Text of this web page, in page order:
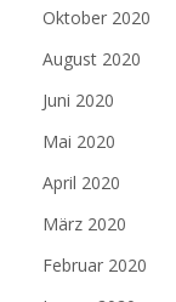
Oktober 2020
August 2020
Juni 2020
Mai 2020
April 2020
März 2020
Februar 2020